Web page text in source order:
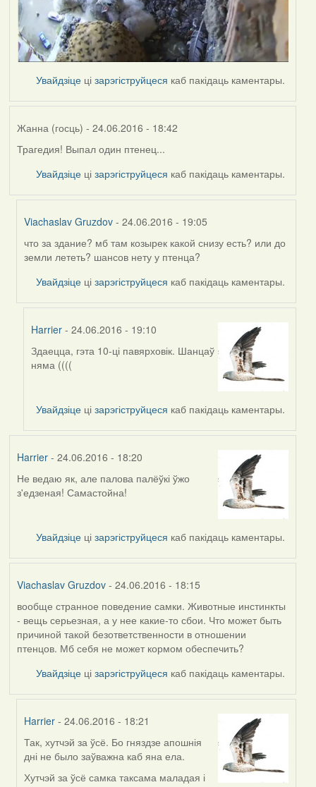
Увайдзіце цізарэгіструйцеся каб пакідаць каментары.
Жанна (госць) - 24.06.2016 - 18:42
Трагедия! Выпал один птенец...
Увайдзіце цізарэгіструйцеся каб пакідаць каментары.
Viachaslav Gruzdov - 24.06.2016 - 19:05
In
reply
Жанна
что за здание? мб там козырек какой снизу есть? или до
земли лететь? шансов нету у птенца?
Увайдзіце цізарэгіструйцеся каб пакідаць каментары.
Harrier - 24.06.2016 - 19:10
In
reply
Viachaslav
Gruzdov
Здаецца, гэта 10-ці павярховік. Шанцаў
няма ((((
Увайдзіце цізарэгіструйцеся каб пакідаць каментары.
Harrier- 24.06.2016 - 18:20
Не ведаю як, але палова палёўкі ўжо
з'едзеная! Самастойна!
Увайдзіце цізарэгіструйцеся каб пакідаць каментары.
Viachaslav Gruzdov- 24.06.2016 - 18:15
вообще странное поведение самки. Животные инстинкты
- вещь серьезная, а у нее какие-то сбои. Что может быть
причиной такой безответственности в отношении
птенцов. Мб себя не может кормом обеспечить?
Увайдзіце цізарэгіструйцеся каб пакідаць каментары.
Harrier - 24.06.2016 - 18:21
In
reply
to
Так, хутчэй за ўсё. Бо гняздзе апошнія
дні не было заўважна каб яна ела.
Хутчэй за ўсё самка таксама маладая і